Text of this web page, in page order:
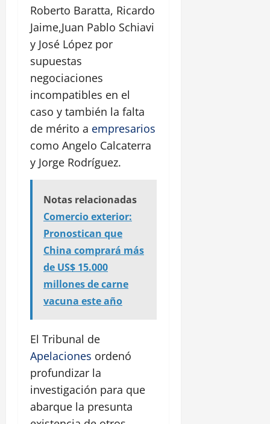
Roberto Baratta, Ricardo
Jaime,Juan Pablo Schiavi
y José López por
supuestas
negociaciones
incompatibles en el
caso y también la falta
de mérito a empresarios
como Angelo Calcaterra
y Jorge Rodríguez.
Notas relacionadas
Comercio exterior:
Pronostican que
China comprará más
de US$ 15.000
millones de carne
vacuna este año
El Tribunal de
Apelaciones ordenó
profundizar la
investigación para que
abarque la presunta